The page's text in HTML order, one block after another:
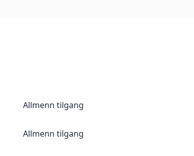
Allmenn tilgang
Allmenn tilgang